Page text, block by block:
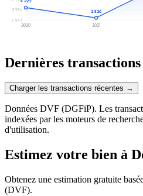
2 543
3 986
2020
2 826
2021
Dernières transactions
Charger les transactions récentes →
Données DVF (DGFiP). Les
indexées par les moteurs de
d'utilisation.
Estimez votre bien à
Obtenez une estimation gratuite
(DVF).